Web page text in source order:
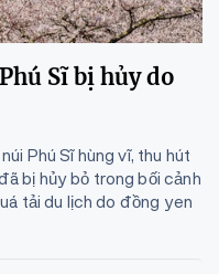
Sĩ bị hủy do
Phú Sĩ hùng vĩ, thu hút
bị hủy bỏ trong bối cảnh
tải du lịch do đồng yen